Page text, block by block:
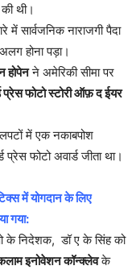
थी।
में सार्वजनिक नाराजगी पैदा
होना पड़ा।
होपेनने अमेरिकी सीमा पर
प्रेस फोटो स्टोरी ऑफ़ द ईयर
में एक नकाबपोश
फोटो अवार्ड जीता था।
में योगदान के लिए
गया:
के निदेशक, डॉ ए के सिंह को
इनोवेशन कॉन्क्लेवके